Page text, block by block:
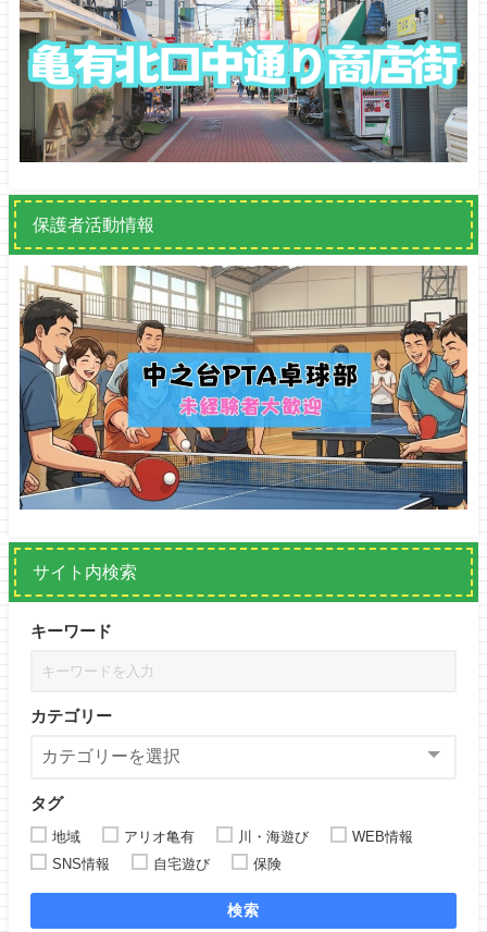
保護者活動情報
サイト内検索
キーワード
カテゴリー
タグ
地域 アリオ亀有 川・海遊び
WEB情報
SNS情報
自宅遊び 保険
検索